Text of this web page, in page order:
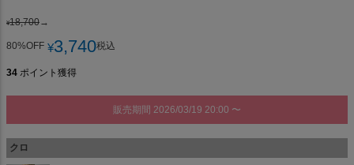
¥18,700→
80%OFF ¥3,740税込
34 ポイント獲得
販売期間 2026/03/19 20:00 〜
クロ